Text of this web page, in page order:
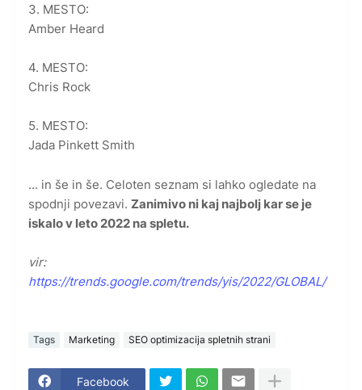
3. MESTO:
Amber Heard
4. MESTO:
Chris Rock
5. MESTO:
Jada Pinkett Smith
... in še in še. Celoten seznam si lahko ogledate na
spodnji povezavi. Zanimivo ni kaj najbolj kar se je
iskalo v leto 2022 na spletu.
vir:
https://trends.google.com/trends/yis/2022/GLOBAL/
Tags Marketing SEO optimizacija spletnih strani
Facebook